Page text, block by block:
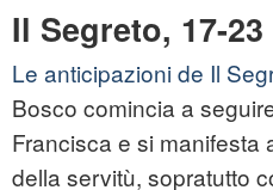
Il Segreto, 17-
Le anticipazioni de Il
Bosco comincia a
Francisca e si manifesta
della servitù, sopratutto